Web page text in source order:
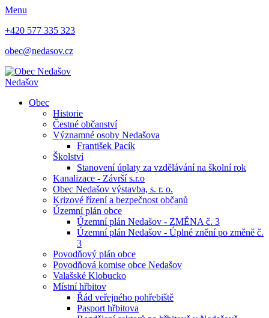
Menu
+420 577 335 323
obec@nedasov.cz
Nedašov
Obec
Historie
Čestné občanství
Významné osoby Nedašova
František Pacík
Školství
Stanovení úplaty za vzdělávání na školní rok
Kanalizace - Závrší s.r.o
Obec Nedašov výstavba, s. r. o.
Krizové řízení a bezpečnost občanů
Územní plán obce
Územní plán Nedašov - ZMĚNA č. 3
Územní plán Nedašov - Úplné znění po změně č.
3
Povodňový plán obce
Povodňová komise obce Nedašov
Valašské Klobucko
Místní hřbitov
Řád veřejného pohřebiště
Pasport hřbitova